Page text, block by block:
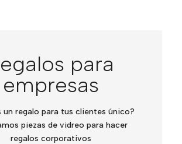
para
empresas
un regalo para tus clientes único?
piezas de vidreo para hacer
regalos corporativos